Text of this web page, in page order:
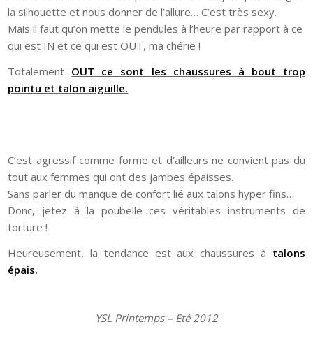
la silhouette et nous donner de l’allure… C’est très sexy.
Mais il faut qu’on mette le pendules à l’heure par rapport à ce
qui est IN et ce qui est OUT, ma chérie !
Totalement OUT ce sont les chaussures à bout trop
pointu et talon aiguille.
C’est agressif comme forme et d’ailleurs ne convient pas du
tout aux femmes qui ont des jambes épaisses.
Sans parler du manque de confort lié aux talons hyper fins…
Donc, jetez à la poubelle ces véritables instruments de
torture !
Heureusement, la tendance est aux chaussures à talons
épais.
YSL Printemps – Eté 2012